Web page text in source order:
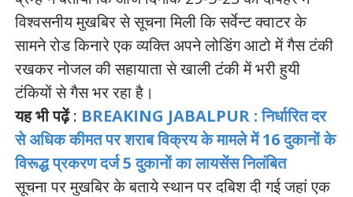
विश्वसनीय मुखबिर से सूचना मिली कि सर्वेन्ट क्वाटर के
सामने रोड किनारे एक व्यक्ति अपने लोडिंग आटो में गैस टंकी
रखकर नोजल की सहायाता से खाली टंकी में भरी हुयी
टंकियों से गैस भर रहा है।
यह भी पढ़ें: BREAKING JABALPUR : निर्धारित दर
से अधिक कीमत पर शराब विक्रय के मामले में 16 दुकानों के
विरूद्ध प्रकरण दर्ज 5 दुकानों का लायसेंस निलंबित
सूचना पर मुखबिर के बताये स्थान पर दबिश दी गई जहां एक